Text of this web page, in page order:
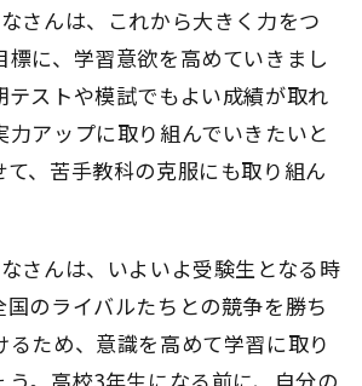
さんは、これから大きく力をつ
標に、学習意欲を高めていきまし
テストや模試でもよい成績が取れ
力アップに取り組んでいきたいと
て、苦手教科の克服にも取り組ん
さんは、いよいよ受験生となる時
のライバルたちとの競争を勝ち
るため、意識を高めて学習に取り